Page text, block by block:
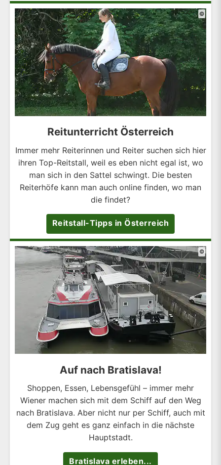
©
Reitunterricht Österreich
Immer mehr Reiterinnen und Reiter suchen sich hier
ihren Top-Reitstall, weil es eben nicht egal ist, wo
man sich in den Sattel schwingt. Die besten
Reiterhöfe kann man auch online finden, wo man
die findet?
Reitstall-Tipps in Österreich
©
Auf nach Bratislava!
Shoppen, Essen, Lebensgefühl – immer mehr
Wiener machen sich mit dem Schiff auf den Weg
nach Bratislava. Aber nicht nur per Schiff, auch mit
dem Zug geht es ganz einfach in die nächste
Hauptstadt.
Bratislava erleben...